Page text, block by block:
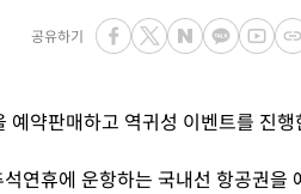
공유하기
약판매하고 역귀성 이벤트를 진행
연휴에 운항하는 국내선 항공권을